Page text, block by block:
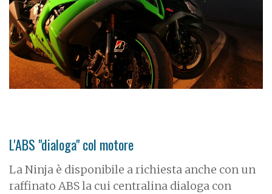
L'ABS "dialoga" col motore
La Ninja è disponibile a richiesta anche con un
raffinato ABS la cui centralina dialoga con